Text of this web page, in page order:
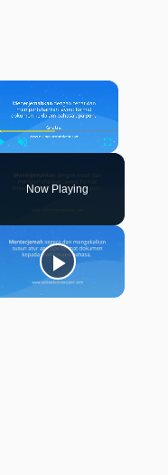
×
Fullscreen
Now Playing